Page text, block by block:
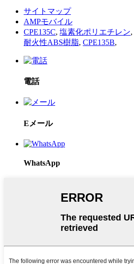
サイトマップ
AMPモバイル
CPE135C, 塩素化ポリエチレン,
耐火性ABS樹脂, CPE135B,
電話
Eメール
WhatsApp